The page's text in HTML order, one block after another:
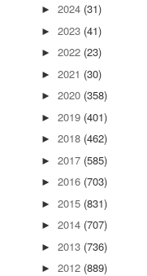
► 2024 (31)
► 2023 (41)
► 2022 (23)
► 2021 (30)
► 2020 (358)
► 2019 (401)
► 2018 (462)
► 2017 (585)
► 2016 (703)
► 2015 (831)
► 2014 (707)
► 2013 (736)
► 2012 (889)